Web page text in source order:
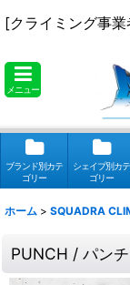
[クライミング事
メニュー
ブランド別カテ
ゴリー
シェイプ別カテ
ゴリー
ホーム > SQUADRA
PUNCH / パンチ